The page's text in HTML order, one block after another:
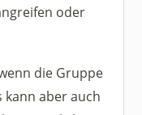
oder
die Gruppe
kann aber auch